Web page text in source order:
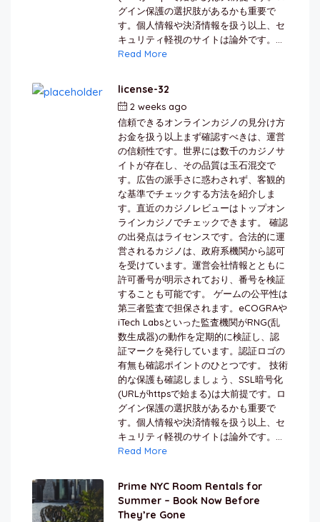
グイン保護の選択肢があるかも重要で
す。個人情報や決済情報を扱う以上、セ
キュリティ軽視のサイトは論外です。...
Read More
license-32
2 weeks ago
信頼できるオンラインカジノの見分け方
お金を扱う以上まず確認すべきは、運営
の信頼性です。世界には数千のカジノサ
イトが存在し、その品質は玉石混交で
す。広告の派手さに惑わされず、客観的
な基準でチェックする方法を紹介しま
す。直近のカジノレビューはトップオン
ラインカジノでチェックできます。 確認
の出発点はライセンスです。合法的に運
営されるカジノは、政府系機関から認可
を受けています。運営会社情報とともに
許可番号が明示されており、番号を検証
することも可能です。 ゲームの公平性は
第三者監査で担保されます。eCOGRAや
iTech Labsといった監査機関がRNG(乱
数生成器)の動作を定期的に検証し、認
証マークを発行しています。認証ロゴの
有無も確認ポイントのひとつです。 技術
的な保護も確認しましょう、SSL暗号化
(URLがhttpsで始まる)は大前提です。ロ
グイン保護の選択肢があるかも重要で
す。個人情報や決済情報を扱う以上、セ
キュリティ軽視のサイトは論外です。...
Read More
Prime NYC Room Rentals for
Summer – Book Now Before
They’re Gone